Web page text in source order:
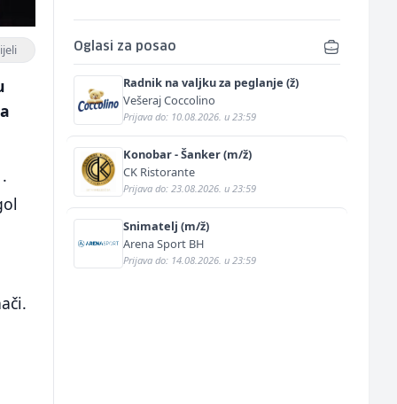
Oglasi za posao
Radnik na valjku za peglanje (ž)
Vešeraj Coccolino
Prijava do: 10.08.2026. u 23:59
Konobar - Šanker (m/ž)
CK Ristorante
Prijava do: 23.08.2026. u 23:59
Snimatelj (m/ž)
Arena Sport BH
Prijava do: 14.08.2026. u 23:59